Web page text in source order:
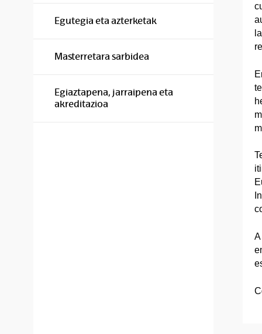
Egutegia eta azterketak
Masterretara sarbidea
Egiaztapena, jarraipena eta
akreditazioa